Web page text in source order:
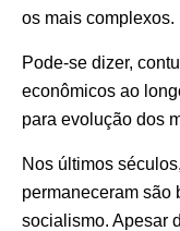
os mais complexos.
Pode-se dizer,
econômicos ao
para evolução dos
Nos últimos
permaneceram são
socialismo. Apesar